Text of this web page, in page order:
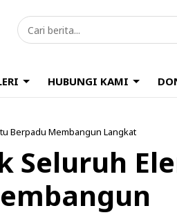
HUBUNGI KAMI
Berpadu Membangun Langkat
Seluruh